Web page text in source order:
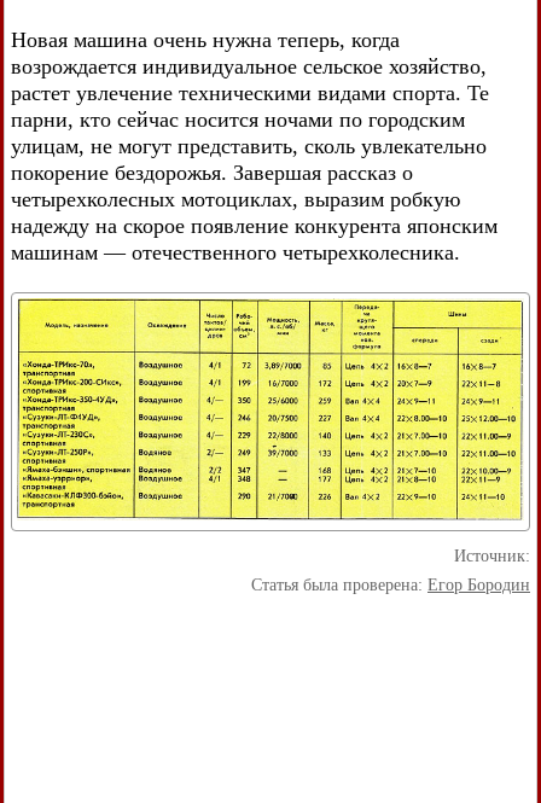
Новая машина очень нужна теперь, когда
возрождается индивидуальное сельское хозяйство,
растет увлечение техническими видами спорта. Те
парни, кто сейчас носится ночами по городским
улицам, не могут представить, сколь увлекательно
покорение бездорожья. Завершая рассказ о
четырехколесных мотоциклах, выразим робкую
надежду на скорое появление конкурента японским
машинам — отечественного четырехколесника.
Источник:
Статья была проверена: Егор Бородин